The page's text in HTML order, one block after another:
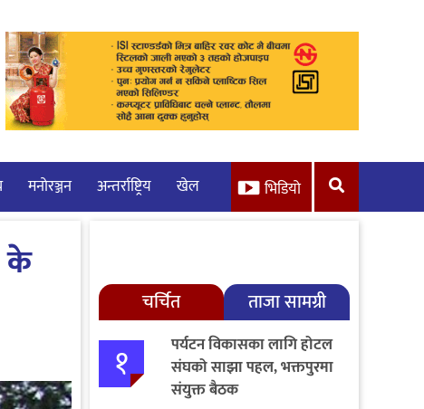
मनाेरञ्जन अन्तर्राष्ट्रिय खेल भिडियो
के
चर्चित ताजा सामग्री
१
पर्यटन विकासका लागि होटल
संघको साझा पहल, भक्तपुरमा
संयुक्त बैठक